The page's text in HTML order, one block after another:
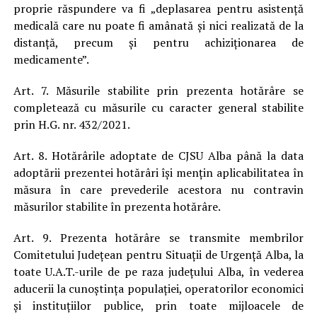
proprie răspundere va fi „deplasarea pentru asistenţă
medicală care nu poate fi amânată şi nici realizată de la
distanţă, precum şi pentru achiziţionarea de
medicamente”.
Art. 7. Măsurile stabilite prin prezenta hotărâre se
completează cu măsurile cu caracter general stabilite
prin H.G. nr. 432/2021.
Art. 8. Hotărârile adoptate de CJSU Alba până la data
adoptării prezentei hotărâri își mențin aplicabilitatea în
măsura în care prevederile acestora nu contravin
măsurilor stabilite în prezenta hotărâre.
Art. 9. Prezenta hotărâre se transmite membrilor
Comitetului Județean pentru Situații de Urgență Alba, la
toate U.A.T.-urile de pe raza județului Alba, în vederea
aducerii la cunoștința populației, operatorilor economici
și instituțiilor publice, prin toate mijloacele de